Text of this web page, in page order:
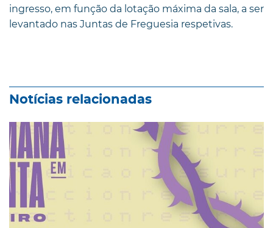
ingresso, em função da lotação máxima da sala, a ser
levantado nas Juntas de Freguesia respetivas.
Notícias relacionadas